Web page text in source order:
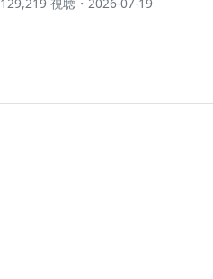
る！！！！！【Echoes of